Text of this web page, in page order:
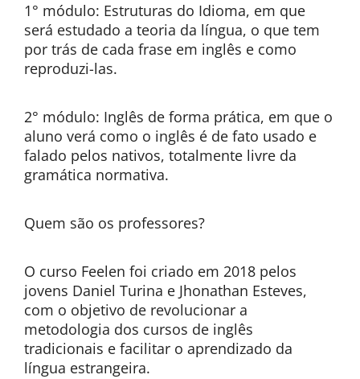
1° módulo: Estruturas do Idioma, em que
será estudado a teoria da língua, o que tem
por trás de cada frase em inglês e como
reproduzi-las.
2° módulo: Inglês de forma prática, em que o
aluno verá como o inglês é de fato usado e
falado pelos nativos, totalmente livre da
gramática normativa.
Quem são os professores?
O curso Feelen foi criado em 2018 pelos
jovens Daniel Turina e Jhonathan Esteves,
com o objetivo de revolucionar a
metodologia dos cursos de inglês
tradicionais e facilitar o aprendizado da
língua estrangeira.